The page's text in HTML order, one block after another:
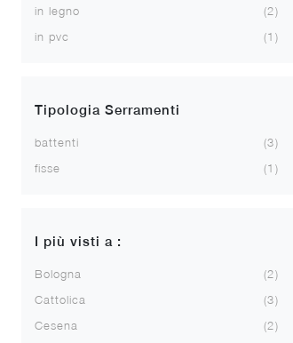
in legno
2
in pvc
1
Tipologia Serramenti
battenti
3
fisse
1
I più visti a :
Bologna
2
Cattolica
3
Cesena
2